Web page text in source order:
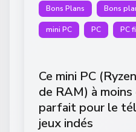
Bons Plans Bons
mini PC PC PC
Ce mini PC
de RAM) à
parfait pour le
jeux indés